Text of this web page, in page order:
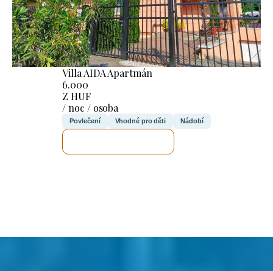
Villa AIDA Apartmán
6.000
Z HUF
/ noc / osoba
Povlečení Vhodné pro děti Nádobí